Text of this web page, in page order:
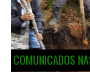
COMUNICADOS